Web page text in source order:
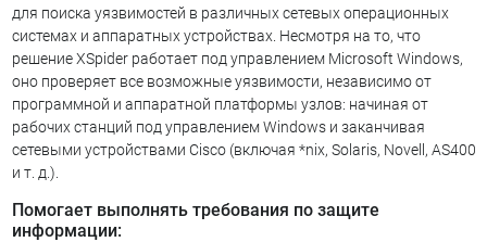
для поиска уязвимостей в различных сетевых операционных
системах и аппаратных устройствах. Несмотря на то, что
решение XSpider работает под управлением Microsoft Windows,
оно проверяет все возможные уязвимости, независимо от
программной и аппаратной платформы узлов: начиная от
рабочих станций под управлением Windows и заканчивая
сетевыми устройствами Cisco (включая *nix, Solaris, Novell, AS400
и т. д.).
Помогает выполнять требования по защите
информации: